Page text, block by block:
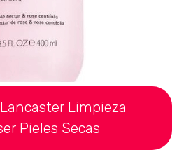
Limpieza
Pieles Secas